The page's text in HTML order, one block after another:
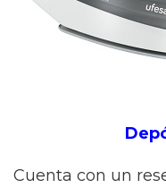
Cuenta con un